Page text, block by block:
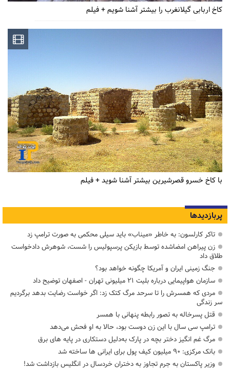
کاخ اربابی گیلانغرب را بیشتر آشنا شویم + فیلم
با کاخ خسرو قصرشیرین بیشتر آشنا شوید + فیلم
پربازدیدها
تاکر کارلسون: به خاطر «میناب» باید سیلی محکمی به صورت ترامپ زد
زن پیراهن امضاشده توسط بازیکن پرسپولیس را شست، شوهرش دادخواست
طلاق داد
جنگ زمینی ایران و آمریکا چگونه خواهد بود؟
سازمان هواپیمایی درباره بلیت ۲۱ میلیونی تهران - اصفهان توضیح داد
مردی که همسرش را تا سرحد مرگ کتک زد: اگر خواست رضایت بدهد برگردیم
سر زندگی
قتل پسرخاله به تصور رابطه پنهانی با همسر
ترامپ سی سال با این زن دوست بود، حالا به او فحش می‌دهد
مرگ غم انگیز دختر بچه در پارک به‌دلیل دستکاری در پایه های برق
بانک مرکزی: ۹۰ میلیون کیف پول برای ایرانی ها ساخته شد
وزیر پاکستان به جرم تجاوز به دختران خردسال در انگلیس بازداشت شد!